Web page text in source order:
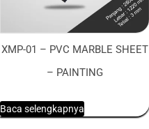
XMP-01 – PVC MARBLE SHEET
– PAINTING
Baca selengkapnya